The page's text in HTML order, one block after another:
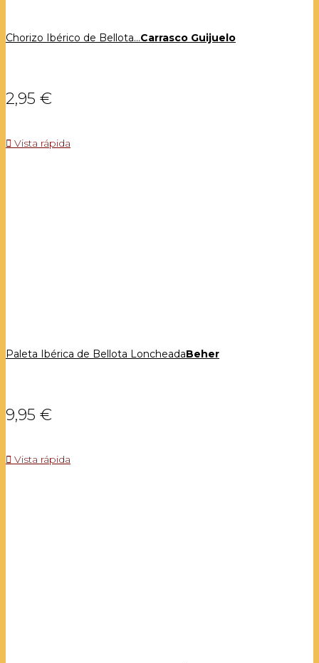
Chorizo Ibérico de Bellota...Carrasco Guijuelo
2,95 €
 Vista rápida
Paleta Ibérica de Bellota LoncheadaBeher
9,95 €
 Vista rápida